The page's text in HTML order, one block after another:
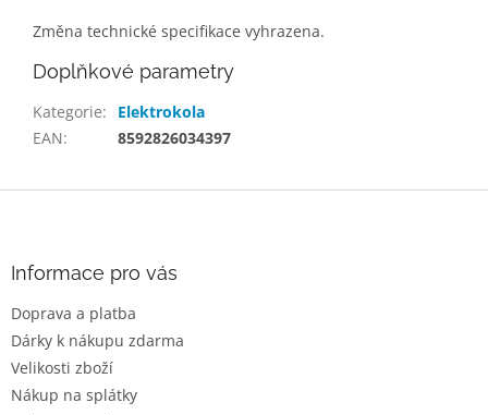
Změna technické specifikace vyhrazena.
Doplňkové parametry
Kategorie:
Elektrokola
EAN: 8592826034397
Informace pro vás
Doprava a platba
Dárky k nákupu zdarma
Velikosti zboží
Nákup na splátky